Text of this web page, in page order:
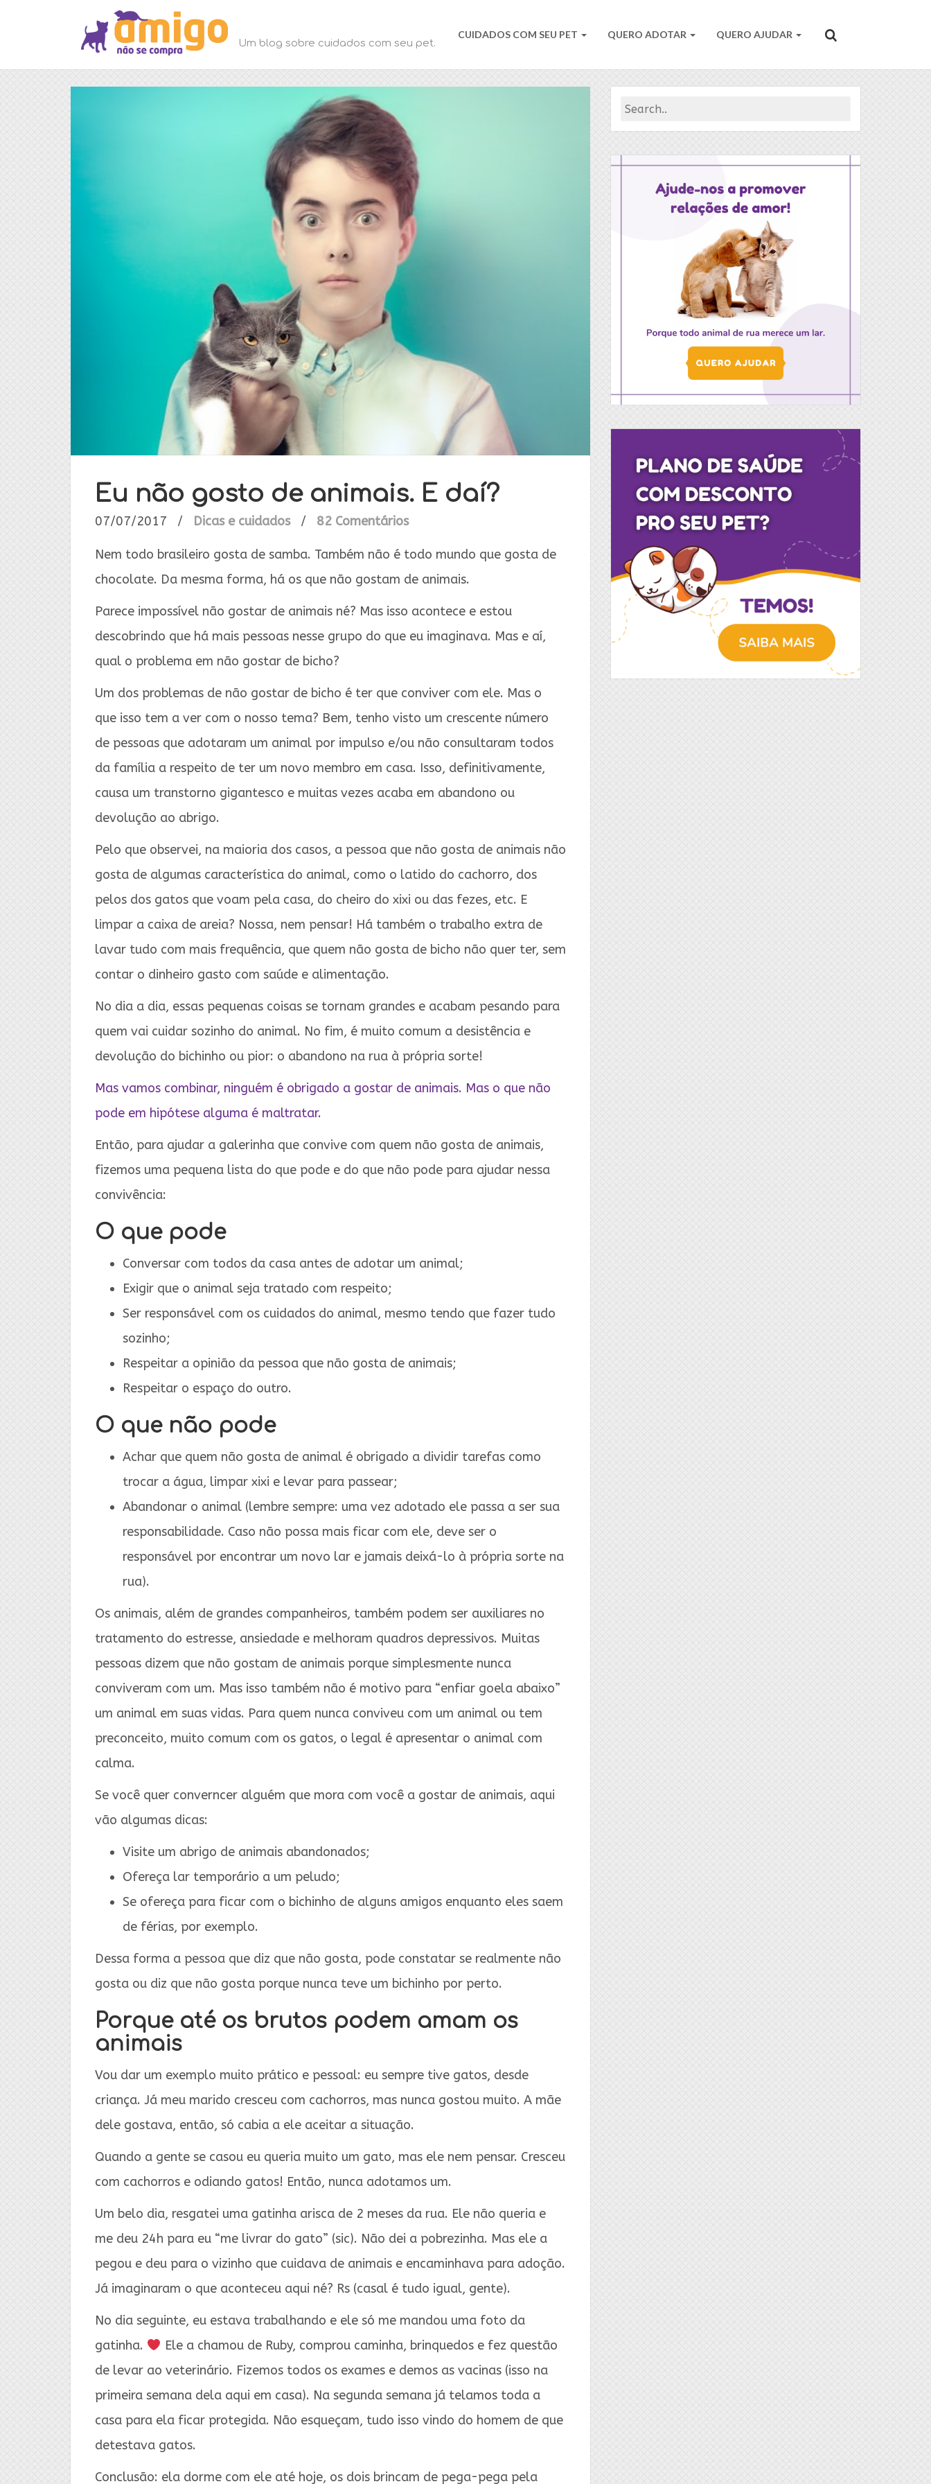
Um blog sobre cuidados com seu pet.
CUIDADOS COM SEU PET QUERO ADOTAR QUERO AJUDAR
Eu não gosto de animais. E daí?
07/07/2017 / Dicas e cuidados / 82 Comentários
Nem todo brasileiro gosta de samba. Também não é todo mundo que gosta de
chocolate. Da mesma forma, há os que não gostam de animais.
Parece impossível não gostar de animais né? Mas isso acontece e estou
descobrindo que há mais pessoas nesse grupo do que eu imaginava. Mas e aí,
qual o problema em não gostar de bicho?
Um dos problemas de não gostar de bicho é ter que conviver com ele. Mas o
que isso tem a ver com o nosso tema? Bem, tenho visto um crescente número
de pessoas que adotaram um animal por impulso e/ou não consultaram todos
da família a respeito de ter um novo membro em casa. Isso, definitivamente,
causa um transtorno gigantesco e muitas vezes acaba em abandono ou
devolução ao abrigo.
Pelo que observei, na maioria dos casos, a pessoa que não gosta de animais não
gosta de algumas característica do animal, como o latido do cachorro, dos
pelos dos gatos que voam pela casa, do cheiro do xixi ou das fezes, etc. E
limpar a caixa de areia? Nossa, nem pensar! Há também o trabalho extra de
lavar tudo com mais frequência, que quem não gosta de bicho não quer ter, sem
contar o dinheiro gasto com saúde e alimentação.
No dia a dia, essas pequenas coisas se tornam grandes e acabam pesando para
quem vai cuidar sozinho do animal. No fim, é muito comum a desistência e
devolução do bichinho ou pior: o abandono na rua à própria sorte!
Mas vamos combinar, ninguém é obrigado a gostar de animais. Mas o que não
pode em hipótese alguma é maltratar.
Então, para ajudar a galerinha que convive com quem não gosta de animais,
fizemos uma pequena lista do que pode e do que não pode para ajudar nessa
convivência:
O que pode
Conversar com todos da casa antes de adotar um animal;
Exigir que o animal seja tratado com respeito;
Ser responsável com os cuidados do animal, mesmo tendo que fazer tudo
sozinho;
Respeitar a opinião da pessoa que não gosta de animais;
Respeitar o espaço do outro.
O que não pode
Achar que quem não gosta de animal é obrigado a dividir tarefas como
trocar a água, limpar xixi e levar para passear;
Abandonar o animal (lembre sempre: uma vez adotado ele passa a ser sua
responsabilidade. Caso não possa mais ficar com ele, deve ser o
responsável por encontrar um novo lar e jamais deixá-lo à própria sorte na
rua).
Os animais, além de grandes companheiros, também podem ser auxiliares no
tratamento do estresse, ansiedade e melhoram quadros depressivos. Muitas
pessoas dizem que não gostam de animais porque simplesmente nunca
conviveram com um. Mas isso também não é motivo para “enfiar goela abaixo”
um animal em suas vidas. Para quem nunca conviveu com um animal ou tem
preconceito, muito comum com os gatos, o legal é apresentar o animal com
calma.
Se você quer converncer alguém que mora com você a gostar de animais, aqui
vão algumas dicas:
Visite um abrigo de animais abandonados;
Ofereça lar temporário a um peludo;
Se ofereça para ficar com o bichinho de alguns amigos enquanto eles saem
de férias, por exemplo.
Dessa forma a pessoa que diz que não gosta, pode constatar se realmente não
gosta ou diz que não gosta porque nunca teve um bichinho por perto.
Porque até os brutos podem amam os
animais
Vou dar um exemplo muito prático e pessoal: eu sempre tive gatos, desde
criança. Já meu marido cresceu com cachorros, mas nunca gostou muito. A mãe
dele gostava, então, só cabia a ele aceitar a situação.
Quando a gente se casou eu queria muito um gato, mas ele nem pensar. Cresceu
com cachorros e odiando gatos! Então, nunca adotamos um.
Um belo dia, resgatei uma gatinha arisca de 2 meses da rua. Ele não queria e
me deu 24h para eu “me livrar do gato” (sic). Não dei a pobrezinha. Mas ele a
pegou e deu para o vizinho que cuidava de animais e encaminhava para adoção.
Já imaginaram o que aconteceu aqui né? Rs (casal é tudo igual, gente).
No dia seguinte, eu estava trabalhando e ele só me mandou uma foto da
gatinha.
Ele a chamou de Ruby, comprou caminha, brinquedos e fez questão
de levar ao veterinário. Fizemos todos os exames e demos as vacinas (isso na
primeira semana dela aqui em casa). Na segunda semana já telamos toda a
casa para ela ficar protegida. Não esqueçam, tudo isso vindo do homem de que
detestava gatos.
Conclusão: ela dorme com ele até hoje, os dois brincam de pega-pega pela